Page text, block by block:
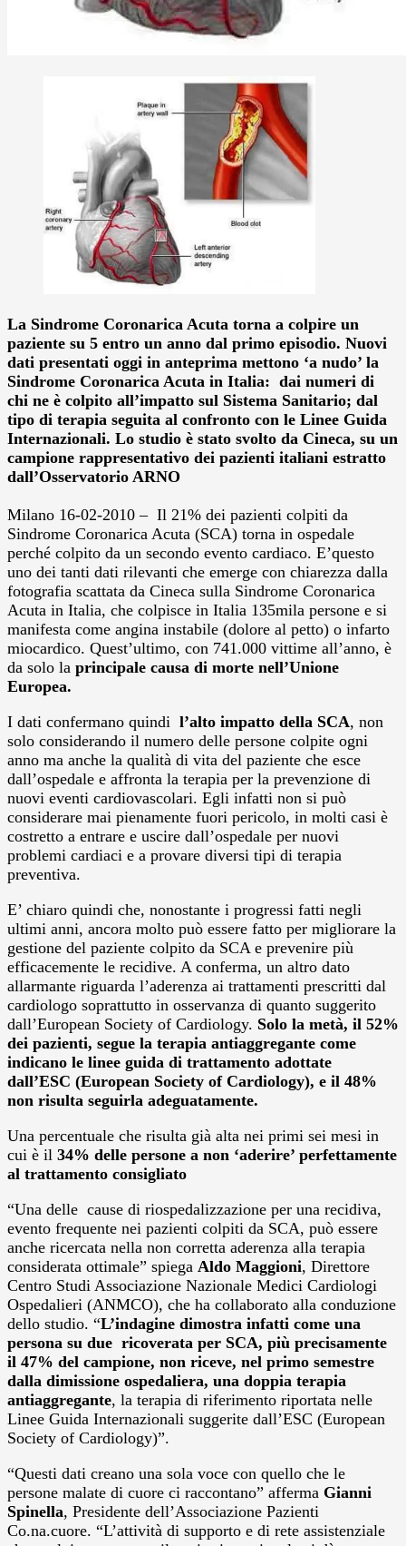
La Sindrome Coronarica Acuta torna a colpire un
paziente su 5 entro un anno dal primo episodio. Nuovi
dati presentati oggi in anteprima mettono ‘a nudo’ la
Sindrome Coronarica Acuta in Italia: dai numeri di
chi ne è colpito all’impatto sul Sistema Sanitario; dal
tipo di terapia seguita al confronto con le Linee Guida
Internazionali. Lo studio è stato svolto da Cineca, su un
campione rappresentativo dei pazienti italiani estratto
dall’Osservatorio ARNO
Milano 16-02-2010 – Il 21% dei pazienti colpiti da
Sindrome Coronarica Acuta (SCA) torna in ospedale
perché colpito da un secondo evento cardiaco. E’questo
uno dei tanti dati rilevanti che emerge con chiarezza dalla
fotografia scattata da Cineca sulla Sindrome Coronarica
Acuta in Italia, che colpisce in Italia 135mila persone e si
manifesta come angina instabile (dolore al petto) o infarto
miocardico. Quest’ultimo, con 741.000 vittime all’anno, è
da solo la principale causa di morte nell’Unione
Europea.
I dati confermano quindi l’alto impatto della SCA, non
solo considerando il numero delle persone colpite ogni
anno ma anche la qualità di vita del paziente che esce
dall’ospedale e affronta la terapia per la prevenzione di
nuovi eventi cardiovascolari. Egli infatti non si può
considerare mai pienamente fuori pericolo, in molti casi è
costretto a entrare e uscire dall’ospedale per nuovi
problemi cardiaci e a provare diversi tipi di terapia
preventiva.
E’ chiaro quindi che, nonostante i progressi fatti negli
ultimi anni, ancora molto può essere fatto per migliorare la
gestione del paziente colpito da SCA e prevenire più
efficacemente le recidive. A conferma, un altro dato
allarmante riguarda l’aderenza ai trattamenti prescritti dal
cardiologo soprattutto in osservanza di quanto suggerito
dall’European Society of Cardiology. Solo la metà, il 52%
dei pazienti, segue la terapia antiaggregante come
indicano le linee guida di trattamento adottate
dall’ESC (European Society of Cardiology), e il 48%
non risulta seguirla adeguatamente.
Una percentuale che risulta già alta nei primi sei mesi in
cui è il 34% delle persone a non ‘aderire’ perfettamente
al trattamento consigliato
“Una delle cause di riospedalizzazione per una recidiva,
evento frequente nei pazienti colpiti da SCA, può essere
anche ricercata nella non corretta aderenza alla terapia
considerata ottimale” spiega Aldo Maggioni, Direttore
Centro Studi Associazione Nazionale Medici Cardiologi
Ospedalieri (ANMCO), che ha collaborato alla conduzione
dello studio. “L’indagine dimostra infatti come una
persona su due ricoverata per SCA, più precisamente
il 47% del campione, non riceve, nel primo semestre
dalla dimissione ospedaliera, una doppia terapia
antiaggregante, la terapia di riferimento riportata nelle
Linee Guida Internazionali suggerite dall’ESC (European
Society of Cardiology)”.
“Questi dati creano una sola voce con quello che le
persone malate di cuore ci raccontano” afferma Gianni
Spinella, Presidente dell’Associazione Pazienti
Co.na.cuore. “L’attività di supporto e di rete assistenziale